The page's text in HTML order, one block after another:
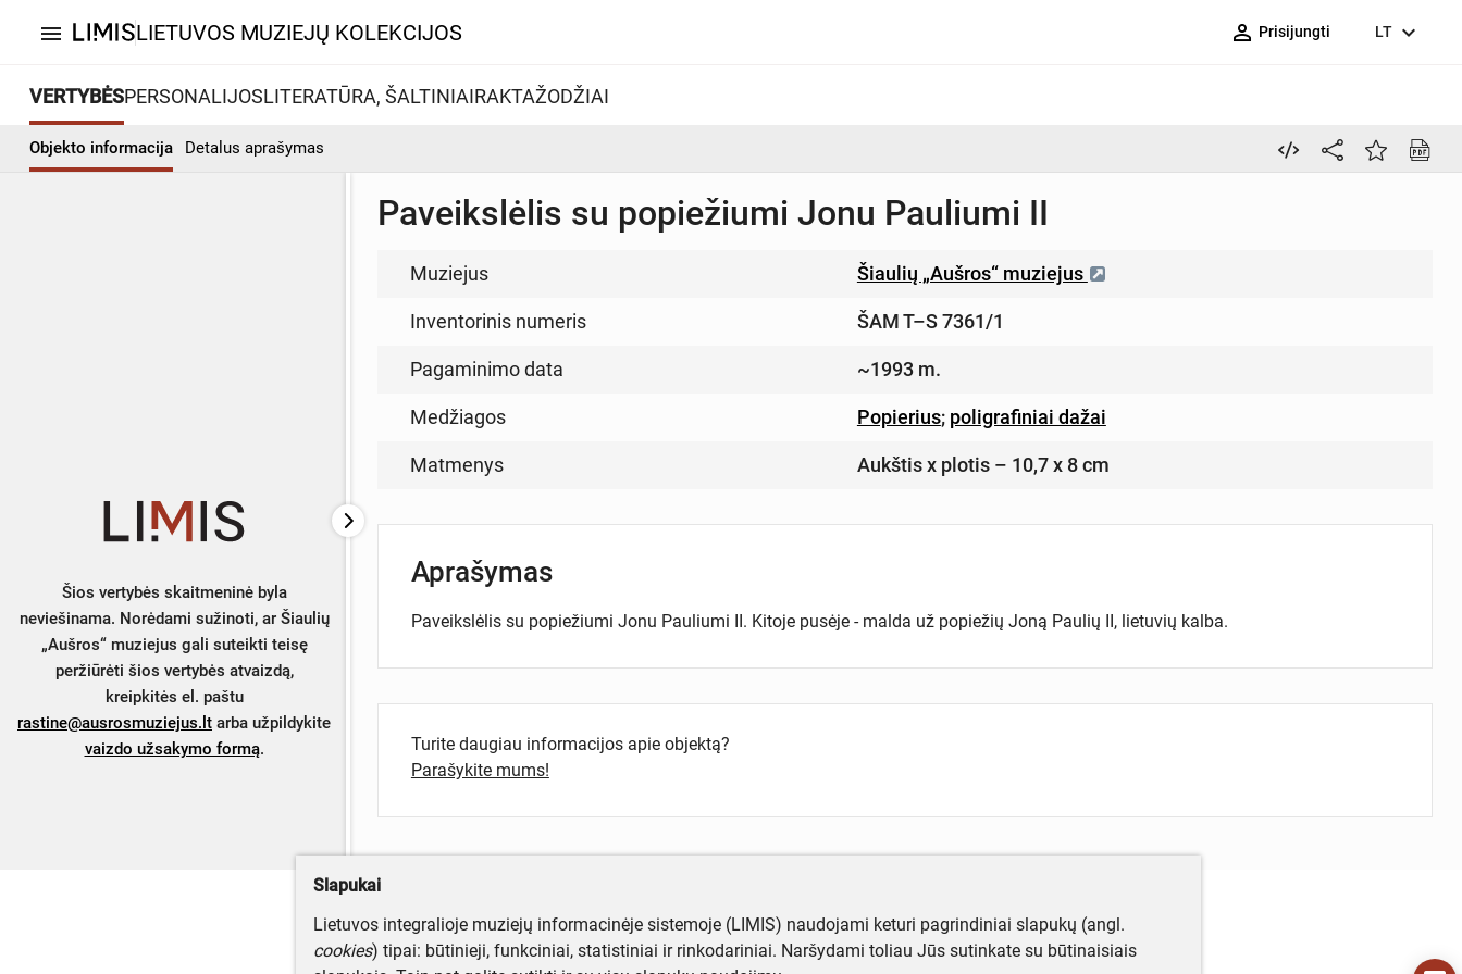
menu LIETUVOS MUZIEJŲ KOLEKCIJOS person_outline Prisijungti LT expand_more
VERTYBĖSPERSONALIJOSLITERATŪRA, ŠALTINIAIRAKTAŽODŽIAI
Objekto informacija Detalus aprašymas
Šios vertybės skaitmeninė byla
neviešinama. Norėdami sužinoti, ar Šiaulių
„Aušros“ muziejus gali suteikti teisę
peržiūrėti šios vertybės atvaizdą,
kreipkitės el. paštu
rastine@ausrosmuziejus.lt arba užpildykite
vaizdo užsakymo formą.
Paveikslėlis su popiežiumi Jonu Pauliumi II
Muziejus Šiaulių „Aušros“ muziejus
Inventorinis numeris ŠAM T–S 7361/1
Pagaminimo data ~1993 m.
Medžiagos Popierius; poligrafiniai dažai
Matmenys Aukštis x plotis – 10,7 x 8 cm
Aprašymas
Paveikslėlis su popiežiumi Jonu Pauliumi II. Kitoje pusėje - malda už popiežių Joną Paulių II, lietuvių kalba.
Turite daugiau informacijos apie objektą?
Parašykite mums!
Slapukai
Lietuvos integralioje muziejų informacinėje sistemoje (LIMIS) naudojami keturi pagrindiniai slapukų (angl.
cookies) tipai: būtinieji, funkciniai, statistiniai ir rinkodariniai. Naršydami toliau Jūs sutinkate su būtinaisiais